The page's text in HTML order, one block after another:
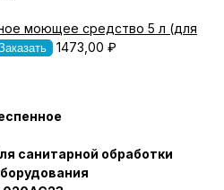
моющее средство 5 л (для
1473,00 ₽
санитарной обработки